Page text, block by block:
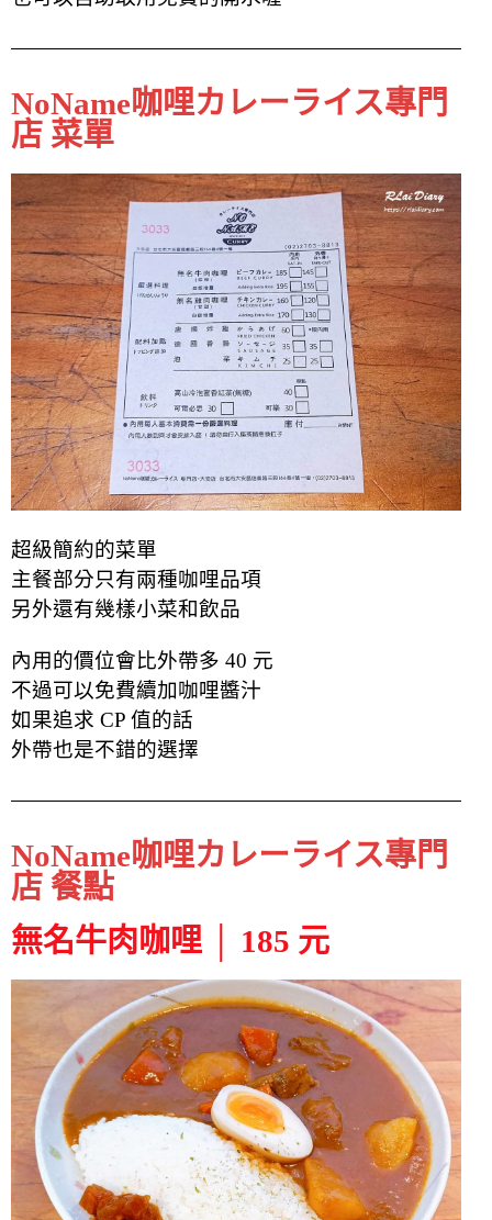
NoName咖哩カレーライス專門
店 菜單
超級簡約的菜單
主餐部分只有兩種咖哩品項
另外還有幾樣小菜和飲品
內用的價位會比外帶多 40 元
不過可以免費續加咖哩醬汁
如果追求 CP 值的話
外帶也是不錯的選擇
NoName咖哩カレーライス專門
店 餐點
無名牛肉咖哩 │ 185 元